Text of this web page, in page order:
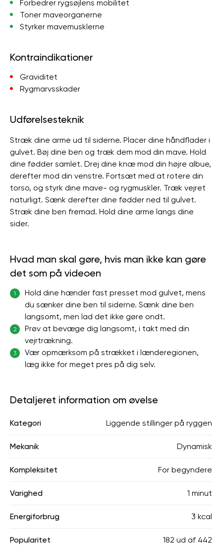
Forbedrer rygsøjlens mobilitet
Toner maveorganerne
Styrker mavemusklerne
Kontraindikationer
Graviditet
Rygmarvsskader
Udførelsesteknik
Stræk dine arme ud til siderne. Placer dine håndflader i
gulvet. Bøj dine ben og træk dem mod din mave. Hold
dine fødder samlet. Drej dine knæ mod din højre albue,
derefter mod din venstre. Fortsæt med at rotere din
torso, og styrk dine mave- og rygmuskler. Træk vejret
naturligt. Sænk derefter dine fødder ned til gulvet.
Stræk dine ben fremad. Hold dine arme langs dine
sider.
Hvad man skal gøre, hvis man ikke kan gøre
det som på videoen
1
Hold dine hænder fast presset mod gulvet, mens
du sænker dine ben til siderne. Sænk dine ben
langsomt, men lad det ikke gøre ondt.
2
Prøv at bevæge dig langsomt, i takt med din
vejrtrækning.
3
Vær opmærksom på strækket i lænderegionen,
læg ikke for meget pres på dig selv.
Detaljeret information om øvelse
Kategori Liggende stillinger på ryggen
Mekanik Dynamisk
Kompleksitet For begyndere
Varighed 1 minut
Energiforbrug 3 kcal
Popularitet 182 ud af 442